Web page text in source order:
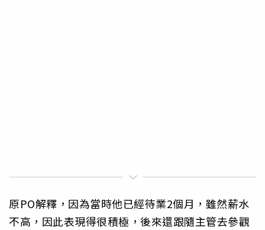
原PO解釋，因為當時他已經待業2個月，雖然薪水
不高，因此表現得很積極，後來還跟隨主管去參觀